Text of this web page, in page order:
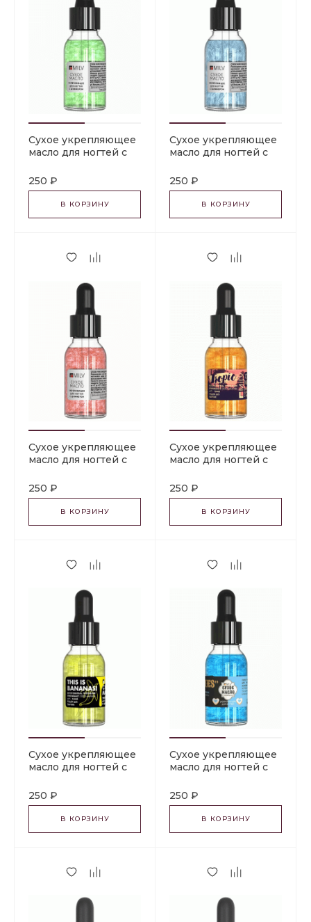
Сухое укрепляющее
масло для ногтей с
CARE». 15 мл Milv
250 ₽
В КОРЗИНУ
Сухое укрепляющее
масло для ногтей с
«LUXURY». 15 мл Milv
250 ₽
В КОРЗИНУ
Сухое укрепляющее
масло для ногтей с
«MANDARIN JAM». 15
мл Milv
250 ₽
В КОРЗИНУ
Сухое укрепляющее
масло для ногтей с
«TROPIC». 15 мл Milv
250 ₽
В КОРЗИНУ
Сухое укрепляющее
масло для ногтей с
«BANANA». 15 мл Milv
250 ₽
В КОРЗИНУ
Сухое укрепляющее
масло для ногтей с
«COOKIES». 15 мл Milv
250 ₽
В КОРЗИНУ